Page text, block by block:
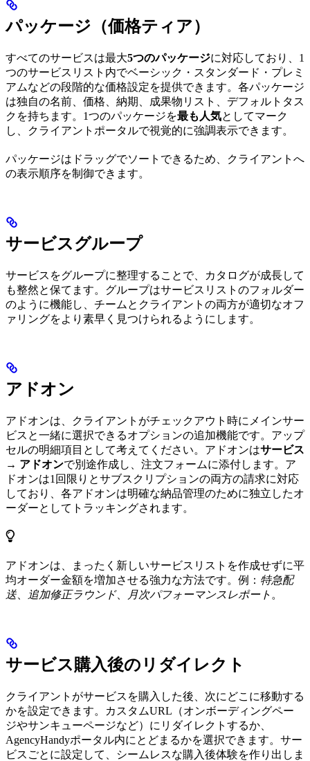
パッケージ（価格ティア）
すべてのサービスは最大5つのパッケージに対応しており、1
つのサービスリスト内でベーシック・スタンダード・プレミ
アムなどの段階的な価格設定を提供できます。各パッケージ
は独自の名前、価格、納期、成果物リスト、デフォルトタス
クを持ちます。1つのパッケージを最も人気としてマーク
し、クライアントポータルで視覚的に強調表示できます。
パッケージはドラッグでソートできるため、クライアントへ
の表示順序を制御できます。
サービスグループ
サービスをグループに整理することで、カタログが成長して
も整然と保てます。グループはサービスリストのフォルダー
のように機能し、チームとクライアントの両方が適切なオフ
ァリングをより素早く見つけられるようにします。
アドオン
アドオンは、クライアントがチェックアウト時にメインサー
ビスと一緒に選択できるオプションの追加機能です。アップ
セルの明細項目として考えてください。アドオンはサービス
→ アドオンで別途作成し、注文フォームに添付します。ア
ドオンは1回限りとサブスクリプションの両方の請求に対応
しており、各アドオンは明確な納品管理のために独立したオ
ーダーとしてトラッキングされます。
アドオンは、まったく新しいサービスリストを作成せずに平
均オーダー金額を増加させる強力な方法です。例： 特急配
送
追加修正ラウンド、 月次パフォーマンスレポート 。
サービス購入後のリダイレクト
クライアントがサービスを購入した後、次にどこに移動する
かを設定できます。カスタムURL（オンボーディングペー
ジやサンキューページなど）にリダイレクトするか、
AgencyHandyポータル内にとどまるかを選択できます。サー
ビスごとに設定して、シームレスな購入後体験を作り出しま